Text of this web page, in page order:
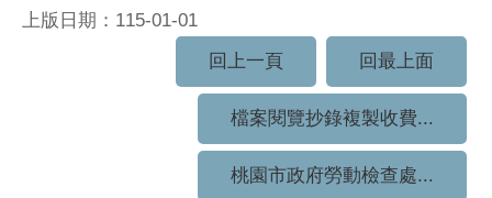
上版日期：115-01-01
回上一頁
回最上面
檔案閱覽抄錄複製收費...
桃園市政府勞動檢查處...